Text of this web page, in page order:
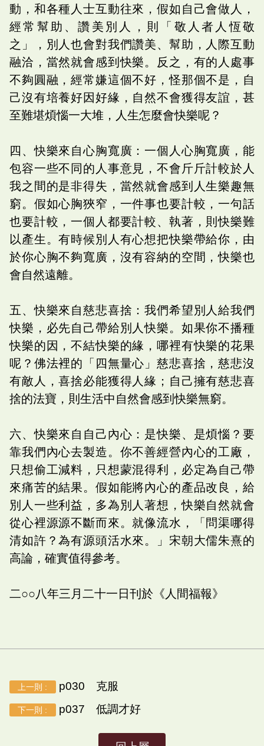
動，和各種人士互動往來，假如自己會做人，
經常幫助、讚美別人，則「敬人者人恆敬
之」，別人也會對我們讚美、幫助，人際互動
融洽，當然就會感到快樂。反之，有的人處事
不夠圓融，經常嫌這個不好，怪那個不是，自
己沒有培養好因好緣，自然不會獲得友誼，甚
至難堪煩惱一大堆，人生怎麼會快樂呢？
四、快樂來自心胸寬廣：一個人心胸寬廣，能
包容一些不同的人事意見，不會斤斤計較於人
我之間的是非得失，當然就會感到人生樂趣無
窮。假如心胸狹窄，一件事也要計較，一句話
也要計較，一個人都要計較、執著，則快樂難
以產生。有時候別人有心想把快樂帶給你，由
於你心胸不夠寬廣，沒有容納的空間，快樂也
會自然遠離。
五、快樂來自慈悲喜捨：我們希望別人給我們
快樂，必先自己帶給別人快樂。如果你不播種
快樂的因，不結快樂的緣，哪裡有快樂的花果
呢？佛法裡的「四無量心」慈悲喜捨，慈悲沒
有敵人，喜捨必能獲得人緣；自己擁有慈悲喜
捨的法寶，則生活中自然會感到快樂無窮。
六、快樂來自自己內心：是快樂、是煩惱？要
靠我們內心去製造。你不善經營內心的工廠，
只想偷工減料，只想蒙混得利，必定為自己帶
來痛苦的結果。假如能將內心的產品改良，給
別人一些利益，多為別人著想，快樂自然就會
從心裡源源不斷而來。就像流水，「問渠哪得
清如許？為有源頭活水來。」宋朝大儒朱熹的
高論，確實值得參考。
二○○八年三月二十一日刊於《人間福報》
上一則 : p030 克服
下一則 : p037 低調才好